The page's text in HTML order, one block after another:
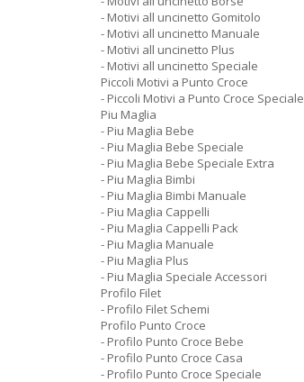
- Motivi all uncinetto Gomitolo
- Motivi all uncinetto Manuale
- Motivi all uncinetto Plus
- Motivi all uncinetto Speciale
Piccoli Motivi a Punto Croce
- Piccoli Motivi a Punto Croce Speciale
Piu Maglia
- Piu Maglia Bebe
- Piu Maglia Bebe Speciale
- Piu Maglia Bebe Speciale Extra
- Piu Maglia Bimbi
- Piu Maglia Bimbi Manuale
- Piu Maglia Cappelli
- Piu Maglia Cappelli Pack
- Piu Maglia Manuale
- Piu Maglia Plus
- Piu Maglia Speciale Accessori
Profilo Filet
- Profilo Filet Schemi
Profilo Punto Croce
- Profilo Punto Croce Bebe
- Profilo Punto Croce Casa
- Profilo Punto Croce Speciale